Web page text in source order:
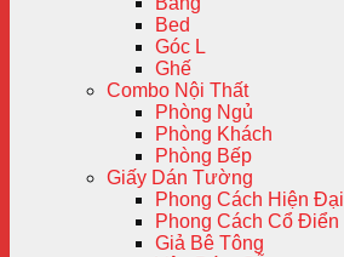
Bed
Góc L
Ghế
Combo Nội Thất
Phòng Ngủ
Phòng Khách
Phòng Bếp
Giấy Dán Tường
Phong Cách Hiện Đại
Phong Cách Cổ Điển
Giả Bê Tông